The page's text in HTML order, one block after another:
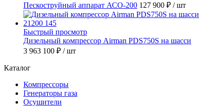
Пескоструйный аппарат АСО-200 127 900 ₽ / шт
Быстрый просмотр
Дизельный компрессор Airman PDS750S на шасси
3 963 100 ₽ / шт
Каталог
Компрессоры
Генераторы газа
Осушители